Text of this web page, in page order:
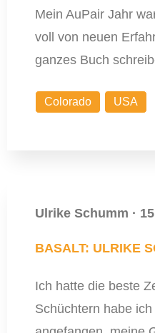
Mein AuPair Jahr
voll von neuen
ganzes Buch
Colorado USA
Ulrike Schumm ·
BASALT: ULRIKE
Ich hatte die beste
Schüchtern habe